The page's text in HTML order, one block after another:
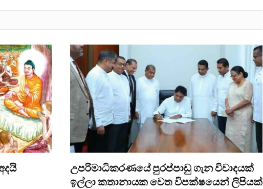
උපරිමාධිකරණයේ පුරප්පාඩු ගැන විවාදයක්
ඉල්ලා කතානායක වෙත විපක්ෂයෙන් ලිපියක්